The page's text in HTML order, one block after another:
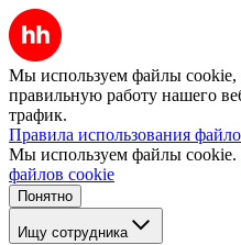
Мы используем файлы cookie,
правильную работу нашего
трафик.
Правила использования
Мы используем файлы cookie.
файлов cookie
Понятно
Ищу сотрудника